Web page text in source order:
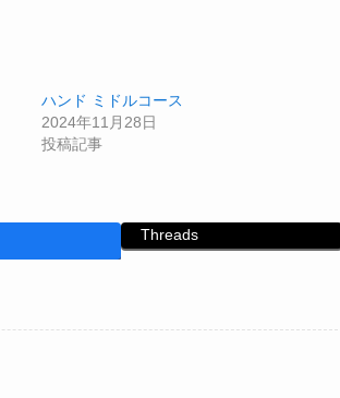
ハンド ミドルコース
2024年11月28日
投稿記事
Threads